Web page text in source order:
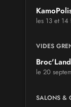
les 13 et 14
VIDES
le 20
SALONS &